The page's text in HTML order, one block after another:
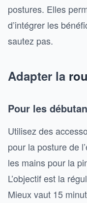
postures. Elles
d’intégrer les
sautez pas.
Adapter la
Pour les
Utilisez des
pour la posture de
les mains pour la
L’objectif est la
Mieux vaut 15